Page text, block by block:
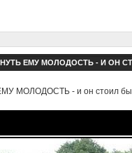
ЕМУ МОЛОДОСТЬ - И ОН
МОЛОДОСТЬ - и он стоил бы